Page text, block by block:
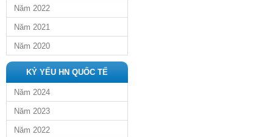
Năm 2022
Năm 2021
Năm 2020
KỶ YẾU HN QUỐC TẾ
Năm 2024
Năm 2023
Năm 2022